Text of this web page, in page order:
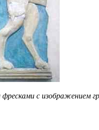
с изображением